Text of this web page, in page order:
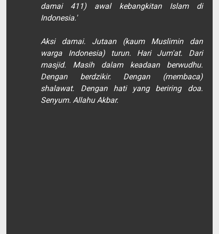
damai 411) awal kebangkitan Islam di
Indonesia.'
Aksi damai. Jutaan (kaum Muslimin dan
warga Indonesia) turun. Hari Jum'at. Dari
masjid. Masih dalam keadaan berwudhu.
Dengan berdzikir. Dengan (membaca)
shalawat. Dengan hati yang beriring doa.
Senyum.Allahu Akbar.